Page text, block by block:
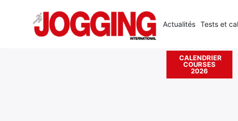
Actualités Tests et
CALENDRIER
COURSES
2026
Rechercher